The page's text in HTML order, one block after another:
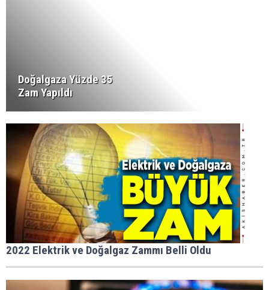
Doğalgaza Yüzde 35
Zam Yapıldı
2022 Elektrik ve Doğalgaz Zammı Belli Oldu